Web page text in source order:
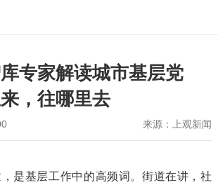
专家解读城市基层党
，往哪里去
来源： 上观新闻
是基层工作中的高频词。街道在讲，社